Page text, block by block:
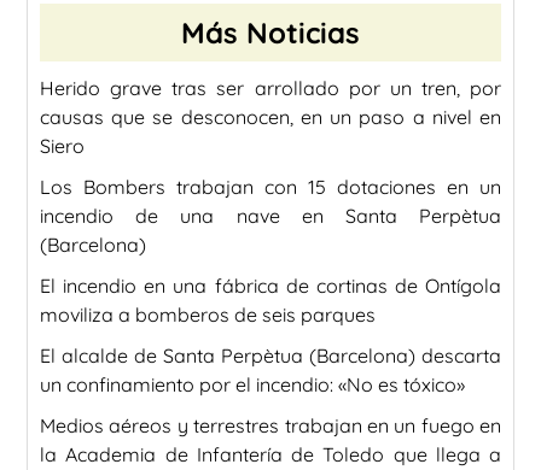
Más Noticias
Herido grave tras ser arrollado por un tren, por
causas que se desconocen, en un paso a nivel en
Siero
Los Bombers trabajan con 15 dotaciones en un
incendio de una nave en Santa Perpètua
(Barcelona)
El incendio en una fábrica de cortinas de Ontígola
moviliza a bomberos de seis parques
El alcalde de Santa Perpètua (Barcelona) descarta
un confinamiento por el incendio: «No es tóxico»
Medios aéreos y terrestres trabajan en un fuego en
la Academia de Infantería de Toledo que llega a